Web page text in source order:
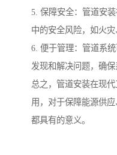
5. 保障安全：管道安
中的安全风险，如火灾
6. 便于管理：管道系
发现和解决问题，确保
总之，管道安装在现
用，对于保障能源供
都具有的意义。